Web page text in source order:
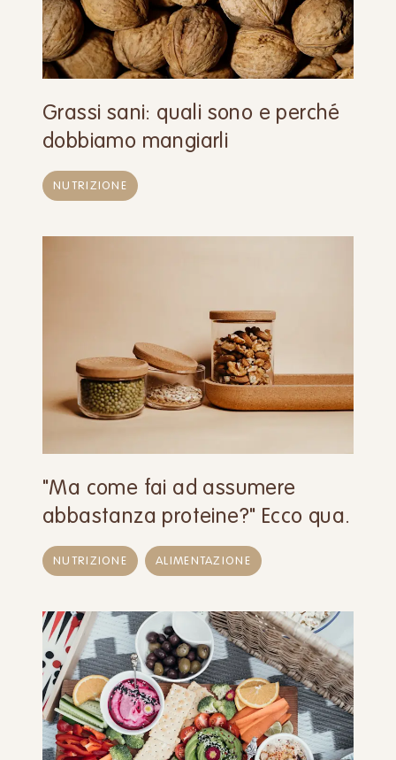
Grassi sani: quali sono e perché
dobbiamo mangiarli
NUTRIZIONE
"Ma come fai ad assumere
abbastanza proteine?" Ecco qua.
NUTRIZIONE ALIMENTAZIONE